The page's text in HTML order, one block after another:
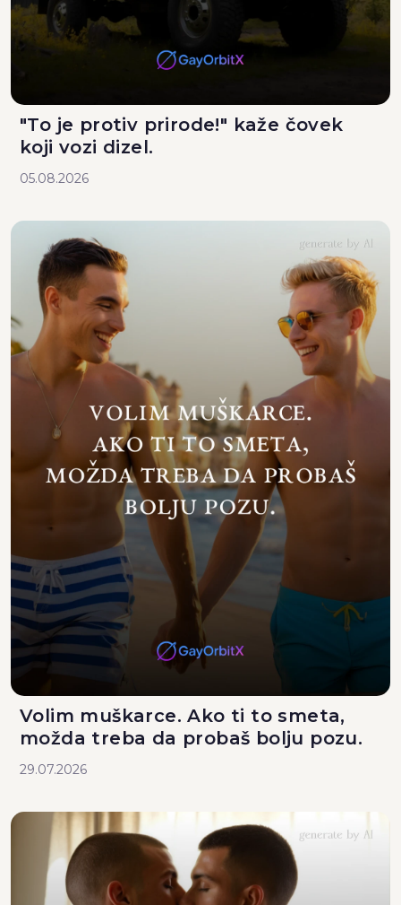
"To je protiv prirode!" kaže čovek
koji vozi dizel.
05.08.2026
Volim muškarce. Ako ti to smeta,
možda treba da probaš bolju pozu.
29.07.2026